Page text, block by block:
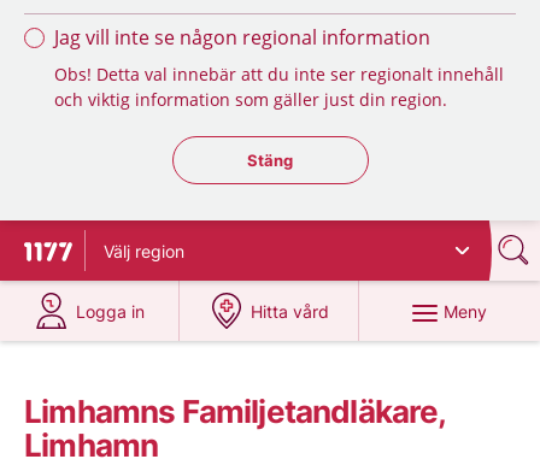
Jag vill inte se någon regional information
Obs! Detta val innebär att du inte ser regionalt innehåll
och viktig information som gäller just din region.
Stäng regionsväljaren
Stäng
Till startsidan för 1177
Välj region
Logga in
på 1177.se
Hitta vård
på 1177.se
Meny
Limhamns Familjetandläkare,
Limhamn